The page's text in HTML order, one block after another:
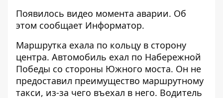
Появилось видео момента аварии. Об
этом сообщает Информатор.
Маршрутка ехала по кольцу в сторону
центра. Автомобиль ехал по Набережной
Победы со стороны Южного моста. Он не
предоставил преимущество маршрутному
такси, из-за чего въехал в него. Водитель